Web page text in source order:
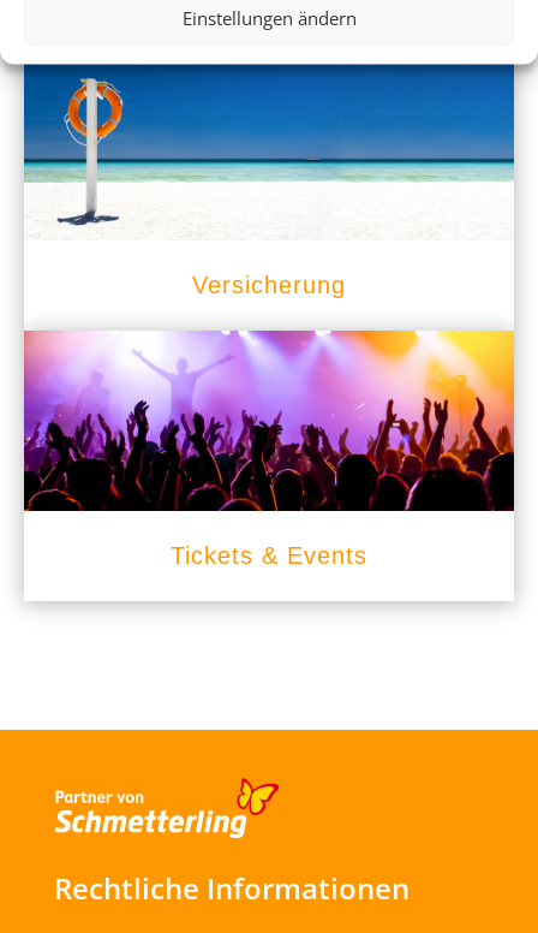
Einstellungen ändern
Mietwagen
Versicherung
Tickets & Events
Rechtliche Informationen